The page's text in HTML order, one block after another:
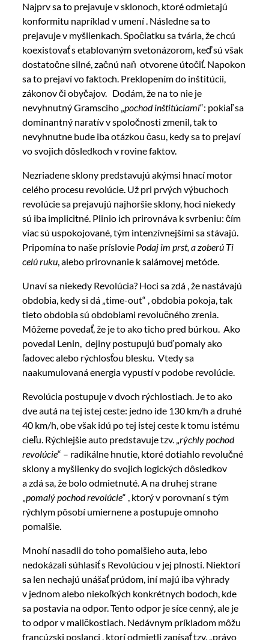
Najprv sa to prejavuje v sklonoch, ktoré odmietajú
konformitu napríklad v umení . Následne sa to
prejavuje v myšlienkach. Spočiatku sa tvária, že chcú
koexistovať s etablovaným svetonázorom, keď sú však
dostatočne silné, začnú naň otvorene útočiť. Napokon
sa to prejaví vo faktoch. Preklopením do inštitúcii,
zákonov či obyčajov. Dodám, že na to nie je
nevyhnutný Gramsciho „pochod inštitúciami“: pokiaľ sa
dominantný naratív v spoločnosti zmenil, tak to
nevyhnutne bude iba otázkou času, kedy sa to prejaví
vo svojich dôsledkoch v rovine faktov.
Nezriadene sklony predstavujú akýmsi hnací motor
celého procesu revolúcie. Už pri prvých výbuchoch
revolúcie sa prejavujú najhoršie sklony, hoci niekedy
sú iba implicitné. Plinio ich prirovnáva k svrbeniu: čím
viac sú uspokojované, tým intenzívnejšími sa stávajú.
Pripomína to naše príslovie Podaj im prst, a zoberú Ti
celú ruku, alebo prirovnanie k salámovej metóde.
Unaví sa niekedy Revolúcia? Hoci sa zdá , že nastávajú
obdobia, kedy si dá „time-out“ , obdobia pokoja, tak
tieto obdobia sú obdobiami revolučného zrenia.
Môžeme povedať, že je to ako ticho pred búrkou. Ako
povedal Lenin, dejiny postupujú buď pomaly ako
ľadovec alebo rýchlosťou blesku. Vtedy sa
naakumulovaná energia vypustí v podobe revolúcie.
Revolúcia postupuje v dvoch rýchlostiach. Je to ako
dve autá na tej istej ceste: jedno ide 130 km/h a druhé
40 km/h, obe však idú po tej istej ceste k tomu istému
cieľu. Rýchlejšie auto predstavuje tzv. „rýchly pochod
revolúcie“ – radikálne hnutie, ktoré dotiahlo revolučné
sklony a myšlienky do svojich logických dôsledkov
a zdá sa, že bolo odmietnuté. A na druhej strane
„pomalý pochod revolúcie“ , ktorý v porovnaní s tým
rýchlym pôsobí umiernene a postupuje omnoho
pomalšie.
Mnohí nasadli do toho pomalšieho auta, lebo
nedokázali súhlasiť s Revolúciou v jej plnosti. Niektorí
sa len nechajú unášať prúdom, iní majú iba výhrady
v jednom alebo niekoľkých konkrétnych bodoch, kde
sa postavia na odpor. Tento odpor je síce cenný, ale je
to odpor v maličkostiach. Nedávnym príkladom môžu
francúzski poslanci , ktorí odmietli zapísať tzv. „právo